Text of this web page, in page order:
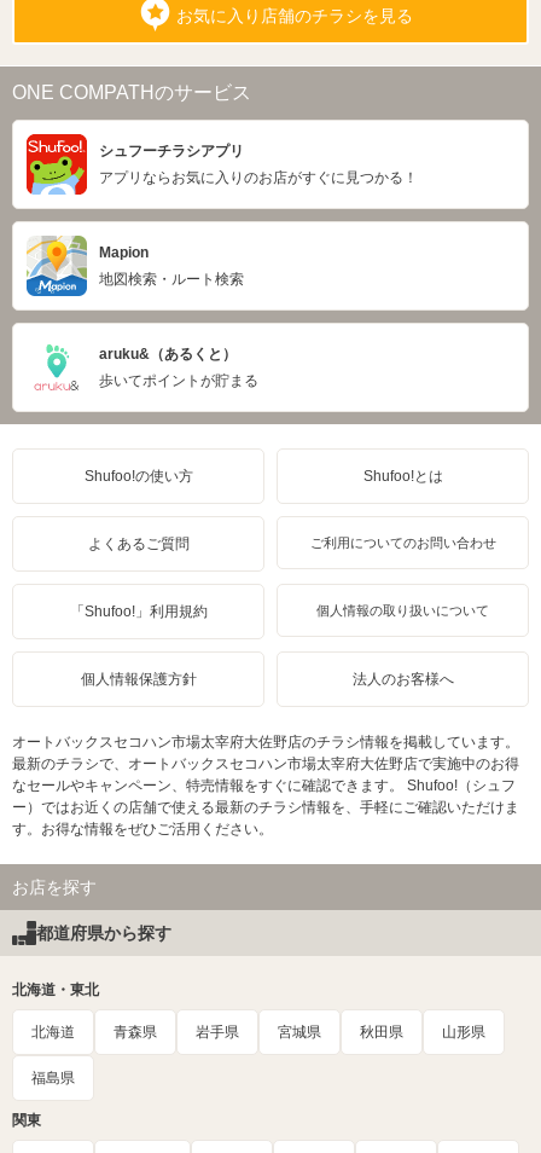
お気に入り店舗のチラシを見る
ONE COMPATHのサービス
シュフーチラシアプリ
アプリならお気に入りのお店がすぐに見つかる！
Mapion
地図検索・ルート検索
aruku&（あるくと）
歩いてポイントが貯まる
Shufoo!の使い方 Shufoo!とは
よくあるご質問 ご利用についてのお問い合わせ
「Shufoo!」利用規約 個人情報の取り扱いについて
個人情報保護方針 法人のお客様へ
オートバックスセコハン市場太宰府大佐野店のチラシ情報を掲載しています。
最新のチラシで、オートバックスセコハン市場太宰府大佐野店で実施中のお得
なセールやキャンペーン、特売情報をすぐに確認できます。 Shufoo!（シュフ
ー）ではお近くの店舗で使える最新のチラシ情報を、手軽にご確認いただけま
す。お得な情報をぜひご活用ください。
お店を探す
都道府県から探す
北海道・東北
北海道 青森県 岩手県 宮城県 秋田県 山形県
福島県
関東